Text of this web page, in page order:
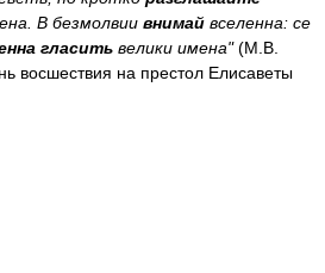
В безмолвии внимай вселенна: се
гласить велики имена"(М.В.
восшествия на престол Елисаветы